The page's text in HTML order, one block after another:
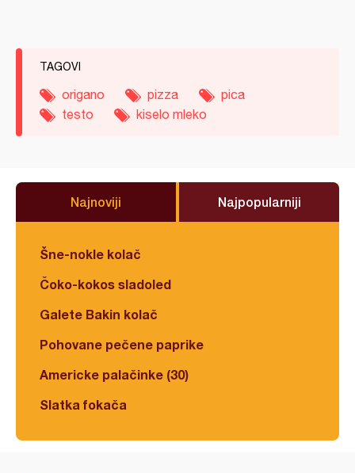
TAGOVI
origano pizza
pica
testo
kiselo mleko
Najnoviji Najpopularniji
Šne-nokle kolač
Čoko-kokos sladoled
Galete Bakin kolač
Pohovane pečene paprike
Americke palačinke (30)
Slatka fokača